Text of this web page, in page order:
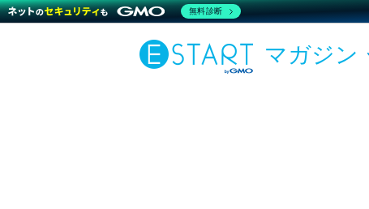
マガジン
無料診断